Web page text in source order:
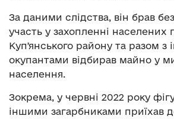
За даними слідства, він брав
участь у захопленні населених
Купʼянського району та разом з
окупантами відбирав майно у
населення.
Зокрема, у червні 2022 року
іншими загарбниками приїхав